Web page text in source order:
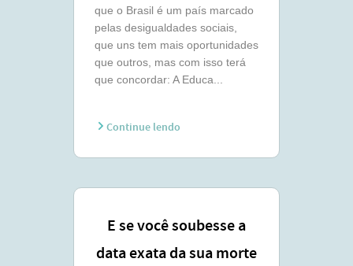
que o Brasil é um país marcado
pelas desigualdades sociais,
que uns tem mais oportunidades
que outros, mas com isso terá
que concordar: A Educa...
Continue lendo
E se você soubesse a
data exata da sua morte